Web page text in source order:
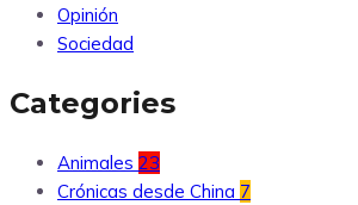
Opinión
Sociedad
Categories
Animales 23
Crónicas desde China 7